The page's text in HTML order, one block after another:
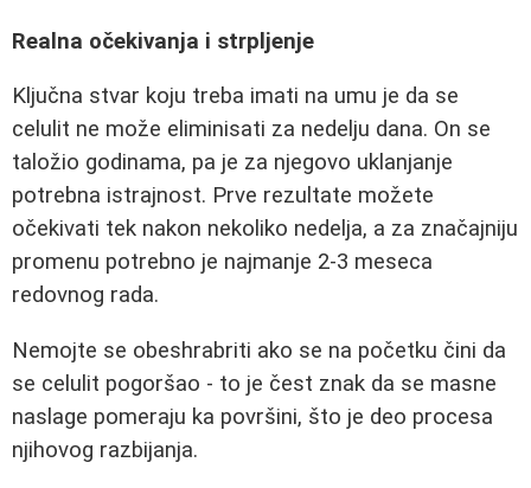
Realna očekivanja i strpljenje
Ključna stvar koju treba imati na umu je da se
celulit ne može eliminisati za nedelju dana. On se
taložio godinama, pa je za njegovo uklanjanje
potrebna istrajnost. Prve rezultate možete
očekivati tek nakon nekoliko nedelja, a za značajniju
promenu potrebno je najmanje 2-3 meseca
redovnog rada.
Nemojte se obeshrabriti ako se na početku čini da
se celulit pogoršao - to je čest znak da se masne
naslage pomeraju ka površini, što je deo procesa
njihovog razbijanja.